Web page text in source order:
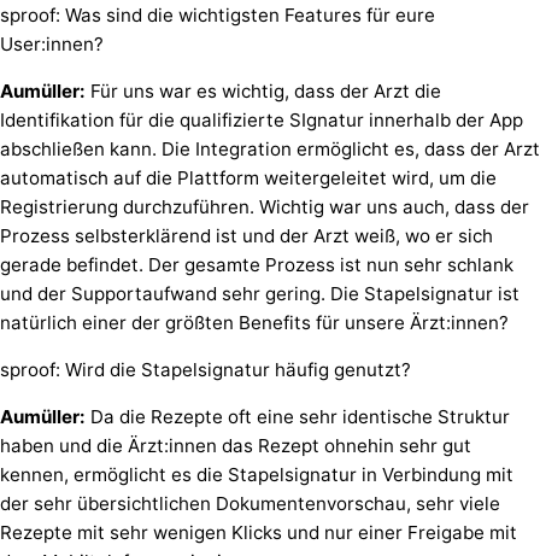
sproof: Was sind die wichtigsten Features für eure
User:innen?
Aumüller: Für uns war es wichtig, dass der Arzt die
Identifikation für die qualifizierte SIgnatur innerhalb der App
abschließen kann. Die Integration ermöglicht es, dass der Arzt
automatisch auf die Plattform weitergeleitet wird, um die
Registrierung durchzuführen. Wichtig war uns auch, dass der
Prozess selbsterklärend ist und der Arzt weiß, wo er sich
gerade befindet. Der gesamte Prozess ist nun sehr schlank
und der Supportaufwand sehr gering. Die Stapelsignatur ist
natürlich einer der größten Benefits für unsere Ärzt:innen?
sproof: Wird die Stapelsignatur häufig genutzt?
Aumüller: Da die Rezepte oft eine sehr identische Struktur
haben und die Ärzt:innen das Rezept ohnehin sehr gut
kennen, ermöglicht es die Stapelsignatur in Verbindung mit
der sehr übersichtlichen Dokumentenvorschau, sehr viele
Rezepte mit sehr wenigen Klicks und nur einer Freigabe mit